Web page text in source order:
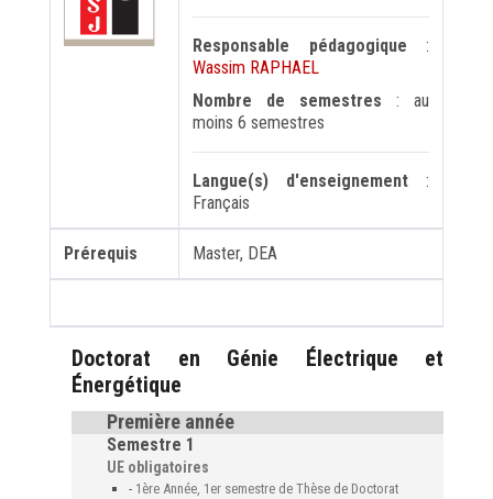
USJ 150
Responsable pédagogique :
Wassim RAPHAEL
Nombre de semestres : au
moins 6 semestres
Langue(s) d'enseignement :
Français
Prérequis Master, DEA
Doctorat en Génie Électrique et
Énergétique
Première année
Semestre 1
UE obligatoires
- 1ère Année, 1er semestre de Thèse de Doctorat